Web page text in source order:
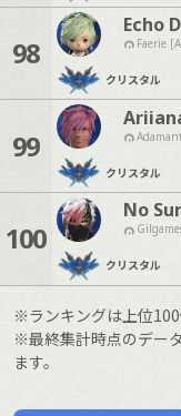
98
Echo
Faerie
クリスタル
99
クリスタル
100
No
クリスタル
※ランキングは上位100
※最終集計時点のデー
ます。